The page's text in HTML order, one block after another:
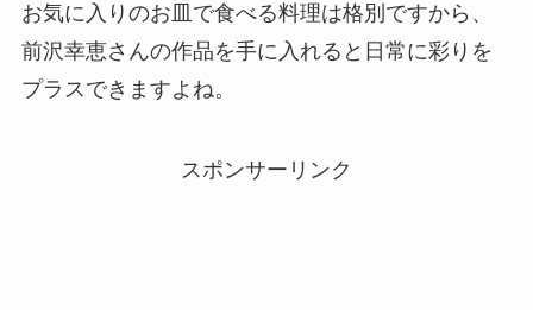
お気に入りのお皿で食べる料理は格別ですから、
前沢幸恵さんの作品を手に入れると日常に彩りを
プラスできますよね。
スポンサーリンク